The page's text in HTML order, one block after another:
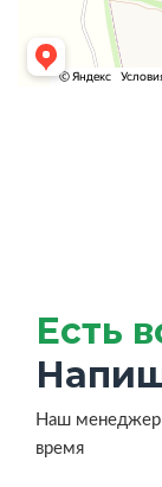
Есть
Наш менеджер
время